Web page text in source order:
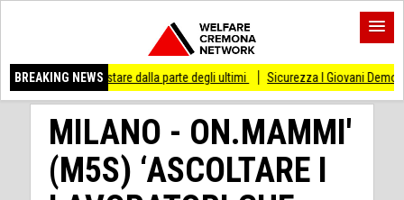
BREAKING NEWS
di stare dalla parte degli ultimi Sicurezza I Giovani Democratici
MILANO - ON.MAMMI'
(M5S) ‘ASCOLTARE I